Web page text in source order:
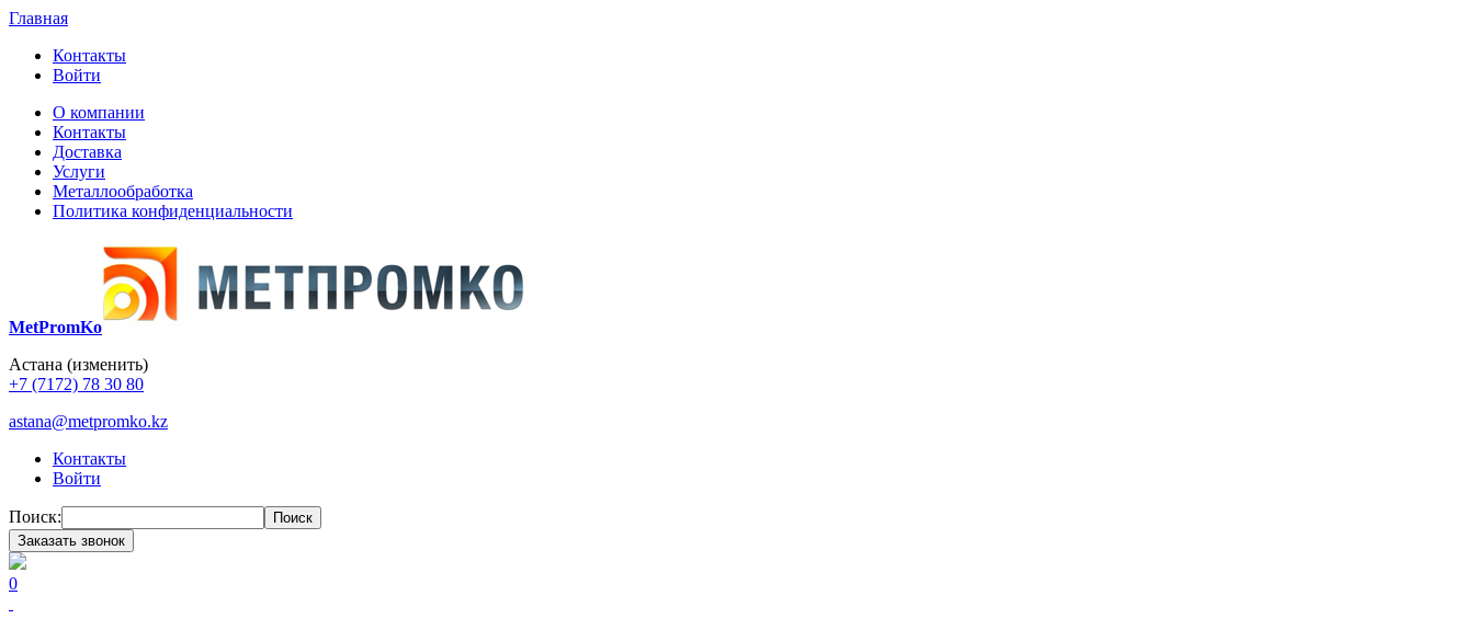
Главная
Контакты
Войти
О компании
Контакты
Доставка
Услуги
Металлообработка
Политика конфиденциальности
MetPromKo
Астана (изменить)
+7 (7172) 78 30 80
astana@metpromko.kz
Контакты
Войти
Поиск:
Поиск
Заказать звонок
0